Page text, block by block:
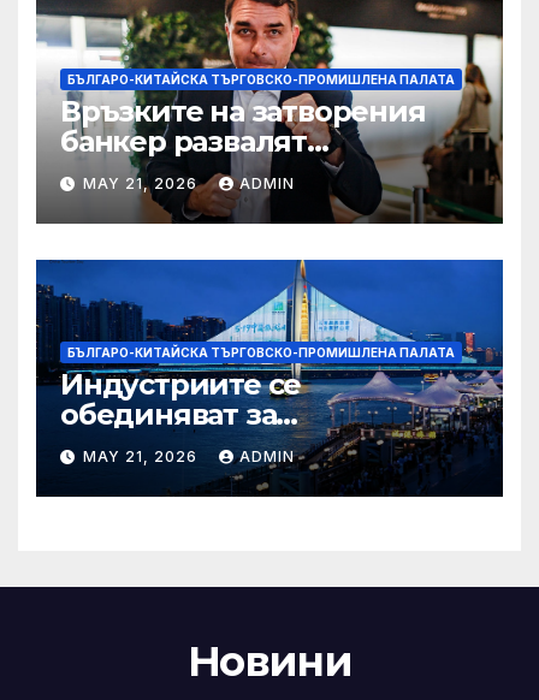
БЪЛГАРО-КИТАЙСКА ТЪРГОВСКО-ПРОМИШЛЕНА ПАЛАТА
Връзките на затворения
банкер развалят
надеждите на Флавио
Болсонаро за президент на
Бразилия
MAY 21, 2026 ADMIN
БЪЛГАРО-КИТАЙСКА ТЪРГОВСКО-ПРОМИШЛЕНА ПАЛАТА
Индустриите се
обединяват за
висококачествен растеж на
културния и
туристическия сектор
MAY 21, 2026 ADMIN
Новини